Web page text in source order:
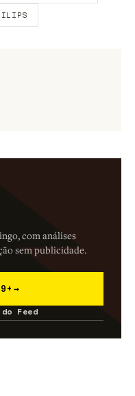
com análises
sem publicidade.
→
Feed